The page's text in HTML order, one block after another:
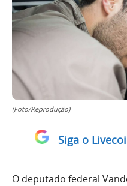
(Foto/Reprodução)
Siga o
O deputado federal